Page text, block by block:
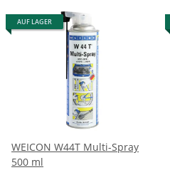
AUF LAGER
WEICON W44T Multi-Spray
500 ml